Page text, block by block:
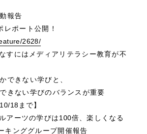
報告
レポート公開！
2628/
すにはメディアリテラシー教育が不
できない学びと、
きない学びのバランスが重要
10/18 まで】
アーツの学びは100倍、楽しくなる
キンググループ開催報告